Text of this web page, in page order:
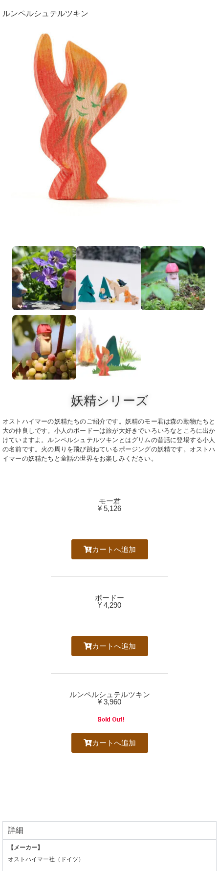
ルンペルシュテルツキン
妖精シリーズ
オストハイマーの妖精たちのご紹介です。妖精のモー君は森の動物たちと
大の仲良しです。小人のボードーは旅が大好きでいろいろなところに出か
けていますよ。ルンペルシュテルツキンとはグリムの昔話に登場する小人
の名前です。火の周りを飛び跳ねているポージングの妖精です。オストハ
イマーの妖精たちと童話の世界をお楽しみください。
モー君
¥ 5,126
カートへ追加
ボードー
¥ 4,290
カートへ追加
ルンペルシュテルツキン
¥ 3,960
カートへ追加
詳細
【メーカー】
オストハイマー社（ドイツ）